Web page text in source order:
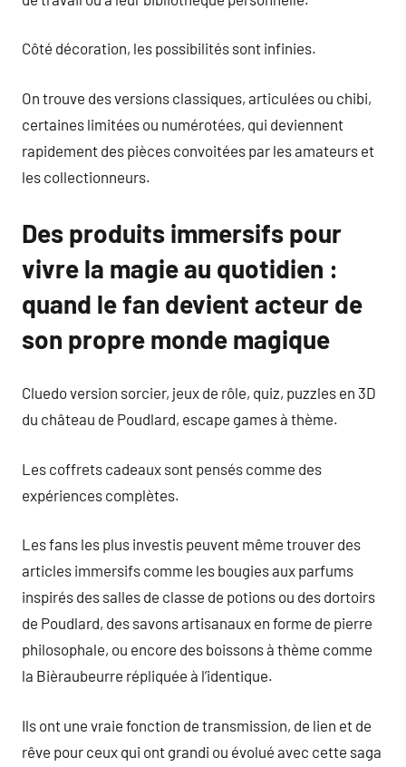
Côté décoration, les possibilités sont infinies.
On trouve des versions classiques, articulées ou chibi,
certaines limitées ou numérotées, qui deviennent
rapidement des pièces convoitées par les amateurs et
les collectionneurs.
Des produits immersifs pour
vivre la magie au quotidien :
quand le fan devient acteur de
son propre monde magique
Cluedo version sorcier, jeux de rôle, quiz, puzzles en 3D
du château de Poudlard, escape games à thème.
Les coffrets cadeaux sont pensés comme des
expériences complètes.
Les fans les plus investis peuvent même trouver des
articles immersifs comme les bougies aux parfums
inspirés des salles de classe de potions ou des dortoirs
de Poudlard, des savons artisanaux en forme de pierre
philosophale, ou encore des boissons à thème comme
la Bièraubeurre répliquée à l’identique.
Ils ont une vraie fonction de transmission, de lien et de
rêve pour ceux qui ont grandi ou évolué avec cette saga